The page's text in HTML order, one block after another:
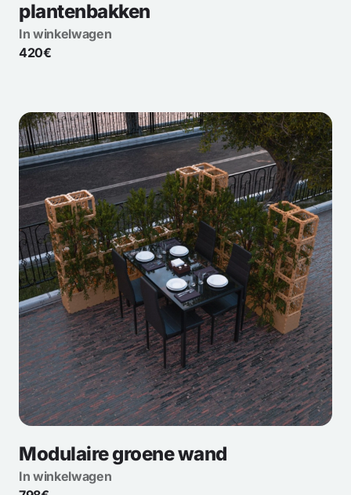
plantenbakken
In winkelwagen
420€
Modulaire groene wand
In winkelwagen